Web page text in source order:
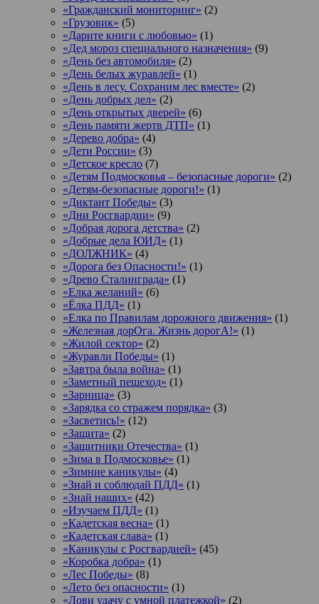
«Гражданский мониторинг» (2)
«Грузовик» (5)
«Дарите книги с любовью» (1)
«Дед мороз специального назначения» (9)
«День без автомобиля» (2)
«День белых журавлей» (1)
«День в лесу. Сохраним лес вместе» (2)
«День добрых дел» (2)
«День открытых дверей» (6)
«День памяти жертв ДТП» (1)
«Дерево добра» (4)
«Дети России» (3)
«Детское кресло (7)
«Детям Подмосковья – безопасные дороги» (2)
«Детям-безопасные дороги!» (1)
«Диктант Победы» (3)
«Дни Росгвардии» (9)
«Добрая дорога детства» (2)
«Добрые дела ЮИД» (1)
«ДОЛЖНИК» (4)
«Дорога без Опасности!» (1)
«Древо Сталинграда» (1)
«Елка желаний» (6)
«Ёлка ПДД» (1)
«Елка по Правилам дорожного движения» (1)
«Железная дорОга. Жизнь дорогА!» (1)
«Жилой сектор» (2)
«Журавли Победы» (1)
«Завтра была война» (1)
«Заметный пешеход» (1)
«Зарница» (3)
«Зарядка со стражем порядка» (3)
«Засветись!» (12)
«Защита» (2)
«Защитники Отечества» (1)
«Зима в Подмосковье» (1)
«Зимние каникулы» (4)
«Знай и соблюдай ПДД» (1)
«Знай наших» (42)
«Изучаем ПДД» (1)
«Кадетская весна» (1)
«Кадетская слава» (1)
«Каникулы с Росгвардией» (45)
«Коробка добра» (1)
«Лес Победы» (8)
«Лето без опасности» (1)
«Лови удачу с умной платежкой» (2)